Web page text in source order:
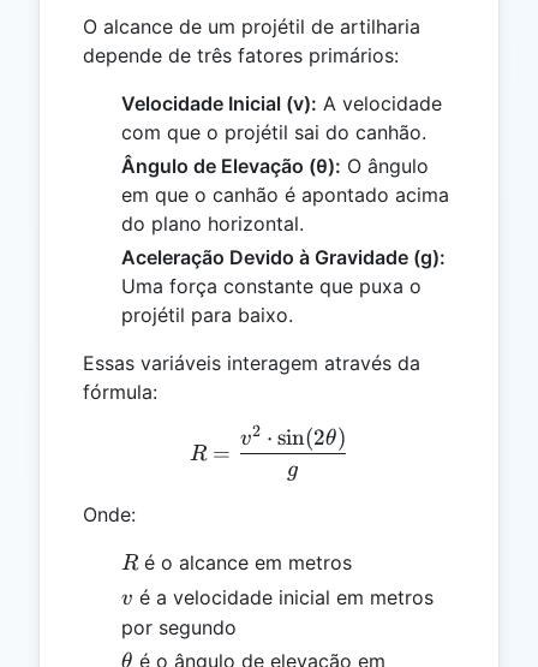
O alcance de um projétil de artilharia
depende de três fatores primários:
Velocidade Inicial (v): A velocidade
com que o projétil sai do canhão.
Ângulo de Elevação (θ): O ângulo
em que o canhão é apontado acima
do plano horizontal.
Aceleração Devido à Gravidade (g):
Uma força constante que puxa o
projétil para baixo.
Essas variáveis interagem através da
fórmula:
R = \frac{v^2 \cdot
R =
g
v2 ⋅ sin(2θ)
Onde:
R
Ré o alcance em metros
v
v é a velocidade inicial em metros
por segundo
\theta
θ é o ângulo de elevação em